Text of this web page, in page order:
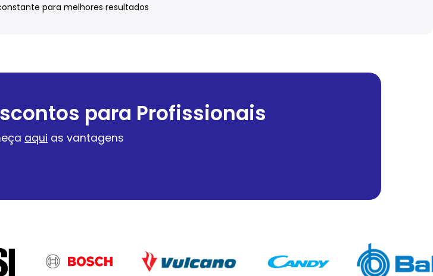
para melhores resultados
para Profissionais
aqui as vantagens